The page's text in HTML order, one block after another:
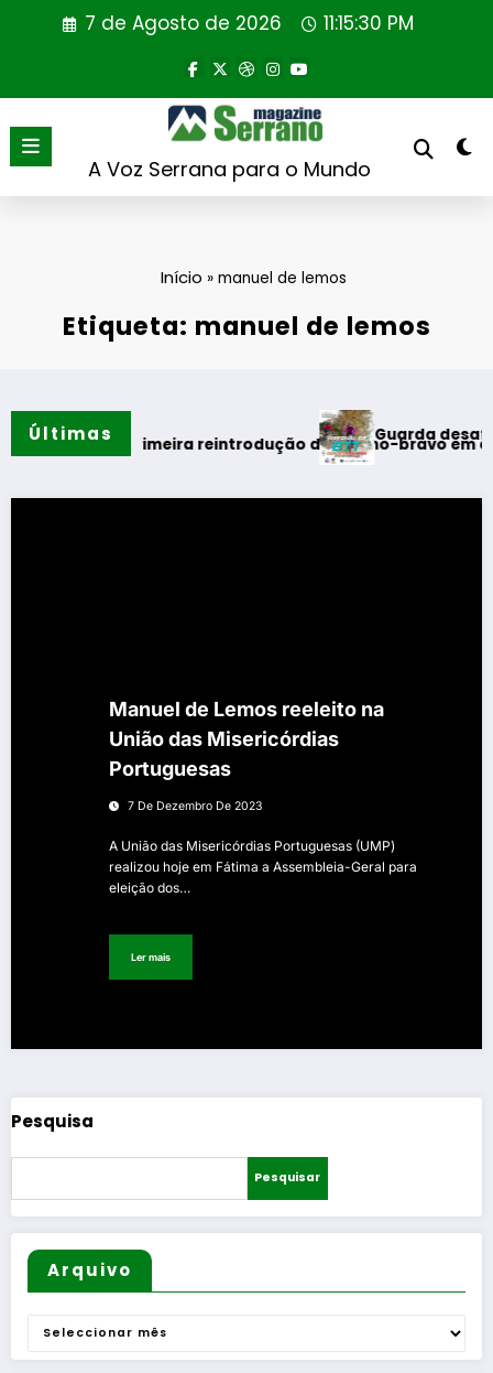
7 de Agosto de 2026 11:15:31 PM
A Voz Serrana para o Mundo
Início »manuel de lemos
Etiqueta: manuel de lemos
Últimas
verãoprimeira reintrodução de coelho-bravo em área
Guarda desafia
Manuel de Lemos reeleito na
União das Misericórdias
Portuguesas
7 De Dezembro De 2023
A União das Misericórdias Portuguesas (UMP)
realizou hoje em Fátima a Assembleia-Geral para
eleição dos…
Ler mais
Pesquisa
Pesquisar
Arquivo
Arquivo